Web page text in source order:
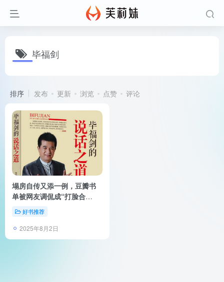
毕福剑
排序 发布 更新 浏览 点赞 评论
塌房自传又添一例，豆瓣书
单被网友调侃成“打脸合
集”，没事别写自传
好书推荐
2025年8月2日